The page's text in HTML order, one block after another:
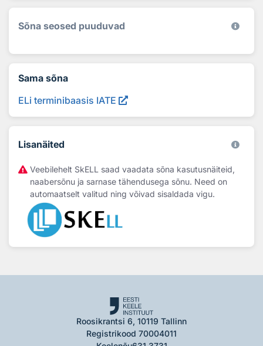
Sõna seosed puuduvad
Sama sõna
ELi terminibaasis IATE
Lisanäited
Veebilehelt SkELL saad vaadata sõna kasutusnäiteid,
naabersõnu ja sarnase tähendusega sõnu. Need on
automaatselt valitud ning võivad sisaldada vigu.
Roosikrantsi 6, 10119 Tallinn
Registrikood 70004011